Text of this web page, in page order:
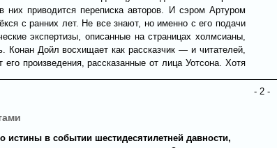
приводится переписка авторов. И сэром Артуром
с ранних лет. Не все знают, но именно с его подачи
экспертизы, описанные на страницах холмсианы,
Конан Дойл восхищает как рассказчик — и читателей,
произведения, рассказанные от лица Уотсона. Хотя
- 2 -
истины в событии шестидесятилетней давности,